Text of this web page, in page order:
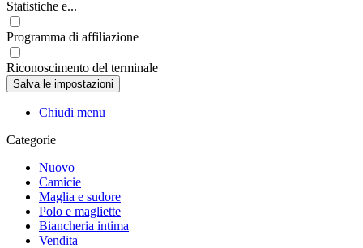
Statistiche e...
Programma di affiliazione
Riconoscimento del terminale
Chiudi menu
Categorie
Nuovo
Camicie
Maglia e sudore
Polo e magliette
Biancheria intima
Vendita